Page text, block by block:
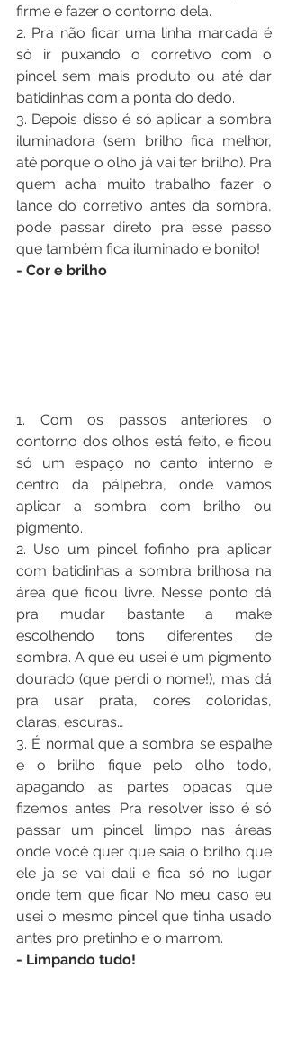
firme e fazer o contorno dela.
2. Pra não ficar uma linha marcada é
só ir puxando o corretivo com o
pincel sem mais produto ou até dar
batidinhas com a ponta do dedo.
3. Depois disso é só aplicar a sombra
iluminadora (sem brilho fica melhor,
até porque o olho já vai ter brilho). Pra
quem acha muito trabalho fazer o
lance do corretivo antes da sombra,
pode passar direto pra esse passo
que também fica iluminado e bonito!
- Cor e brilho
1. Com os passos anteriores o
contorno dos olhos está feito, e ficou
só um espaço no canto interno e
centro da pálpebra, onde vamos
aplicar a sombra com brilho ou
pigmento.
2. Uso um pincel fofinho pra aplicar
com batidinhas a sombra brilhosa na
área que ficou livre. Nesse ponto dá
pra mudar bastante a make
escolhendo tons diferentes de
sombra. A que eu usei é um pigmento
dourado (que perdi o nome!), mas dá
pra usar prata, cores coloridas,
claras, escuras…
3. É normal que a sombra se espalhe
e o brilho fique pelo olho todo,
apagando as partes opacas que
fizemos antes. Pra resolver isso é só
passar um pincel limpo nas áreas
onde você quer que saia o brilho que
ele ja se vai dali e fica só no lugar
onde tem que ficar. No meu caso eu
usei o mesmo pincel que tinha usado
antes pro pretinho e o marrom.
- Limpando tudo!